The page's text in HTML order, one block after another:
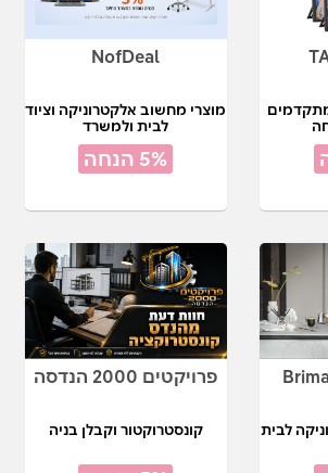
NofDeal
מוצרי מחשוב אלקטרוניקה וציוד
לבית ולמשרד
5% הנחה
לבית
פרויקטים 2000 הנדסה
קונסטרוקטור וקבלן בניה